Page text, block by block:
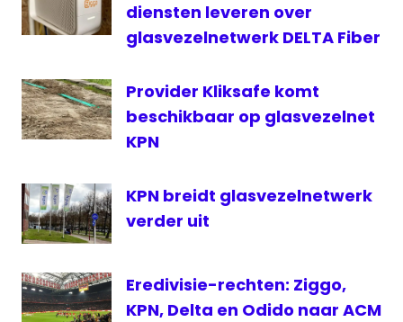
diensten leveren over
glasvezelnetwerk DELTA Fiber
Provider Kliksafe komt
beschikbaar op glasvezelnet
KPN
KPN breidt glasvezelnetwerk
verder uit
Eredivisie-rechten: Ziggo,
KPN, Delta en Odido naar ACM